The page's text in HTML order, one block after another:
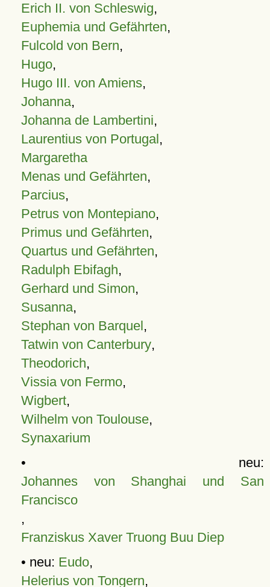
Erich II. von Schleswig,
Euphemia und Gefährten,
Fulcold von Bern,
Hugo,
Hugo III. von Amiens,
Johanna,
Johanna de Lambertini,
Laurentius von Portugal,
Margaretha
Menas und Gefährten,
Parcius,
Petrus von Montepiano,
Primus und Gefährten,
Quartus und Gefährten,
Radulph Ebifagh,
Gerhard und Simon,
Susanna,
Stephan von Barquel,
Tatwin von Canterbury,
Theodorich,
Vissia von Fermo,
Wigbert,
Wilhelm von Toulouse,
Synaxarium
• neu:
Johannes von Shanghai und San
Francisco
,
Franziskus Xaver Truong Buu Diep
• neu: Eudo,
Helerius von Tongern,